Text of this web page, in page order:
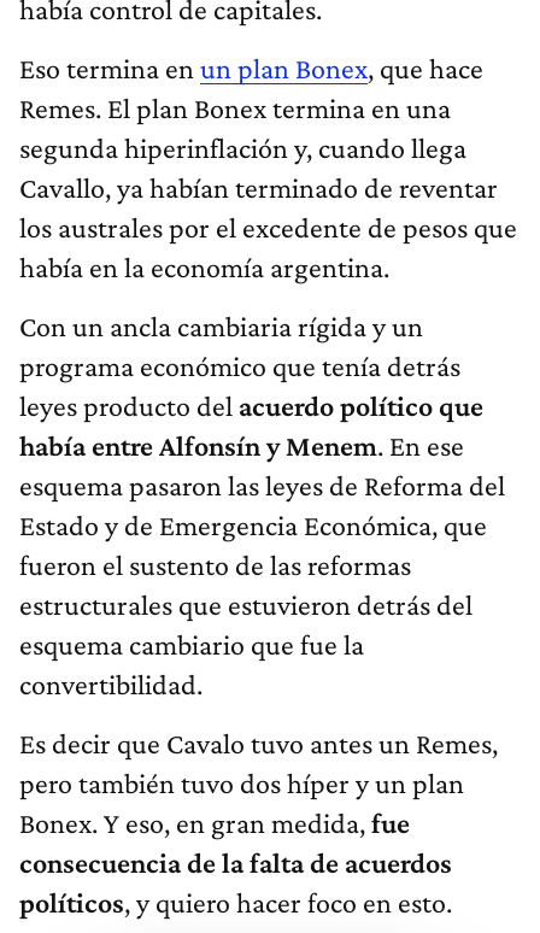
había control de capitales.
Eso termina en un plan Bonex, que hace
Remes. El plan Bonex termina en una
segunda hiperinflación y, cuando llega
Cavallo, ya habían terminado de reventar
los australes por el excedente de pesos que
había en la economía argentina.
Con un ancla cambiaria rígida y un
programa económico que tenía detrás
leyes producto del acuerdo político que
había entre Alfonsín y Menem. En ese
esquema pasaron las leyes de Reforma del
Estado y de Emergencia Económica, que
fueron el sustento de las reformas
estructurales que estuvieron detrás del
esquema cambiario que fue la
convertibilidad.
Es decir que Cavalo tuvo antes un Remes,
pero también tuvo dos híper y un plan
Bonex. Y eso, en gran medida,fue
consecuencia de la falta de acuerdos
políticos, y quiero hacer foco en esto.